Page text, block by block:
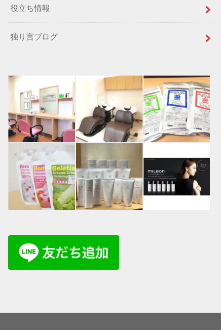
役立ち情報
独り言ブログ